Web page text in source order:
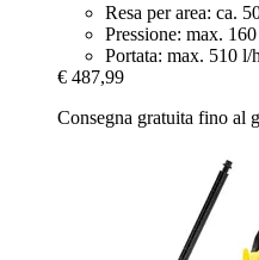
Resa per area: ca.
Pressione: max.
Portata: max. 510 l/h
€ 487,99
Consegna gratuita fino al